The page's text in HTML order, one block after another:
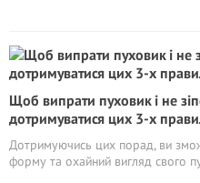
Щоб випрати пуховик і не
дотримуватися цих 3-х
Дотримуючись цих порад, ви
форму та охайний вигляд свого